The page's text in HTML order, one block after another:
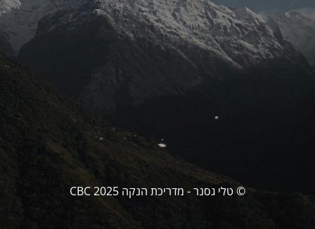
© טלי גסנר - מדריכת הנקה CBC 2025